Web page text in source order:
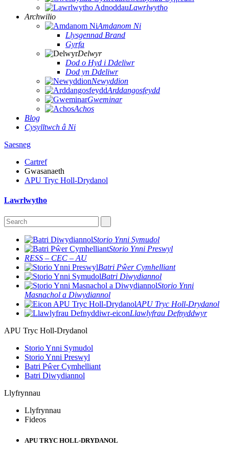
Lawrlwytho
Archwilio
Amdanom Ni
Llysgennad Brand
Gyrfa
Delwyr
Dod o Hyd i Ddeliwr
Dod yn Ddeliwr
Newyddion
Arddangosfeydd
Gweminar
Achos
Blog
Cysylltwch â Ni
Saesneg
Cartref
Gwasanaeth
APU Tryc Holl-Drydanol
Lawrlwytho
Storio Ynni Symudol
Storio Ynni Preswyl
RESS – CEC – AU
Batri Pŵer Cymhelliant
Batri Diwydiannol
Storio Ynni
Masnachol a Diwydiannol
APU Tryc Holl-Drydanol
Llawlyfrau Defnyddwyr
APU Tryc Holl-Drydanol
Storio Ynni Symudol
Storio Ynni Preswyl
Batri Pŵer Cymhelliant
Batri Diwydiannol
Llyfrynnau
Llyfrynnau
Fideos
APU TRYC HOLL-DRYDANOL